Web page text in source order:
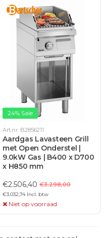
24% Sale
Art.nr. B2856211
Aardgas Lavasteen Grill
met Open Onderstel |
9.0kW Gas | B400 x D700
x H850 mm
€2.506,40 €3.298,00
€3.032,74 Incl. btw
Niet op voorraad